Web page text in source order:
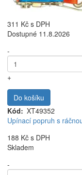
311 Kč s DPH
Dostupné 11.8.2026
-
+
Do košíku
Kód
XT49352
Upínací popruh s
188 Kč s DPH
Skladem
-